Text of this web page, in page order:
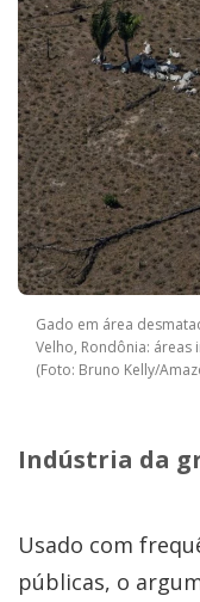
Gado em área
Velho, Rondônia:
(Foto: Bruno Kelly/
Indústria da
Usado com
públicas, o